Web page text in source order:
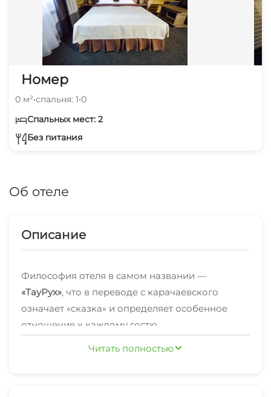
Номер
0 м²•спальня: 1•0
Спальных мест: 2
Без питания
Об отеле
Описание
Философия отеля в самом названии —
«ТауРух», что в переводе с карачаевского
означает «сказка» и определяет особенное
отношение к каждому гостю.
Отель удобно расположен в центре Домбая в
Читать полностью